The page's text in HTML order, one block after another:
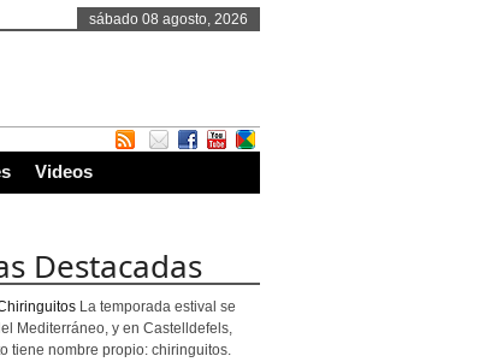
sábado 08 agosto, 2026
Videos
Destacadas
La temporada estival se
Mediterráneo, y en Castelldefels,
tiene nombre propio: chiringuitos.